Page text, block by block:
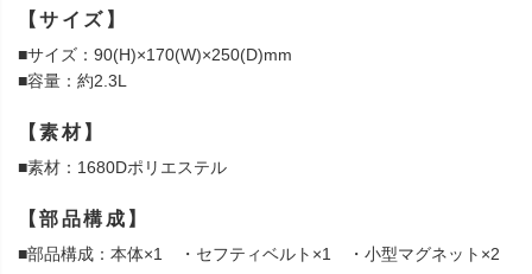
【サイズ】
■サイズ：90(H)×170(W)×250(D)mm
■容量：約2.3L
【素材】
■素材：1680Dポリエステル
【部品構成】
■部品構成：本体×1 ・セフティベルト×1 ・小型マグネット×2